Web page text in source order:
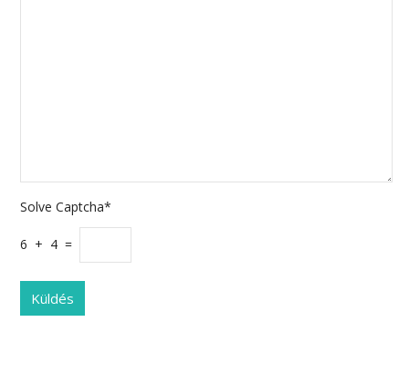
Solve Captcha*
6 + 4 =